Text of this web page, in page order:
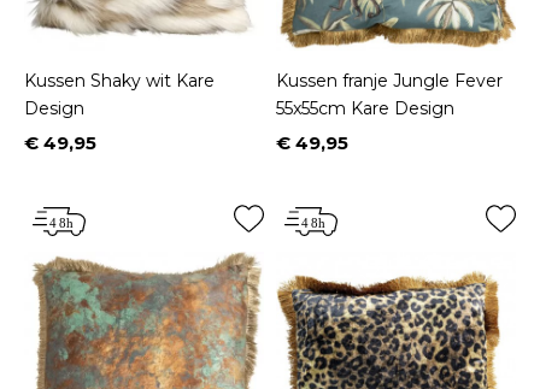
Kussen Shaky wit Kare
Design
Prijs
€ 49,95
Kussen franje Jungle Fever
55x55cm Kare Design
Prijs
€ 49,95